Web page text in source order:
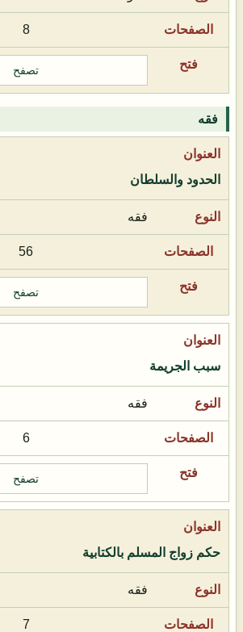
8
تصفح
فقه
الحدود والسلطان
فقه
56
تصفح
سبب الجريمة
فقه
6
تصفح
حكم زواج المسلم بالكتابية
فقه
7